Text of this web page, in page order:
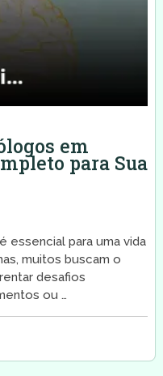
em
para Sua
essencial para uma vida
muitos buscam o
desafios
ou …